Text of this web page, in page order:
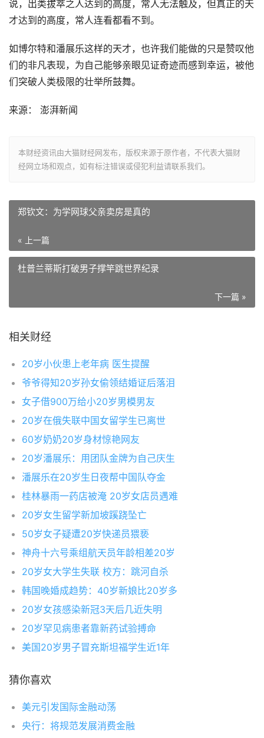
说，出类拔萃之人达到的高度，常人无法触及，但真正的天
才达到的高度，常人连看都看不到。
如博尔特和潘展乐这样的天才，也许我们能做的只是赞叹他
们的非凡表现，为自己能够亲眼见证奇迹而感到幸运，被他
们突破人类极限的壮举所鼓舞。
来源： 澎湃新闻
本财经资讯由大猫财经网发布，版权来源于原作者，不代表大猫财
经网立场和观点，如有标注错误或侵犯利益请联系我们。
郑钦文：为学网球父亲卖房是真的
« 上一篇
杜普兰蒂斯打破男子撑竿跳世界纪录
下一篇 »
相关财经
20岁小伙患上老年病 医生提醒
爷爷得知20岁孙女偷领结婚证后落泪
女子借900万给小20岁男模男友
20岁在俄失联中国女留学生已离世
60岁奶奶20岁身材惊艳网友
20岁潘展乐：用团队金牌为自己庆生
潘展乐在20岁生日夜帮中国队夺金
桂林暴雨一药店被淹 20岁女店员遇难
20岁女生留学新加坡蹊跷坠亡
50岁女子疑遭20岁快递员猥亵
神舟十六号乘组航天员年龄相差20岁
20岁女大学生失联 校方：跳河自杀
韩国晚婚成趋势：40岁新娘比20岁多
20岁女孩感染新冠3天后几近失明
20岁罕见病患者靠新药试验搏命
美国20岁男子冒充斯坦福学生近1年
猜你喜欢
美元引发国际金融动荡
央行：将规范发展消费金融